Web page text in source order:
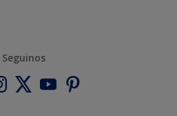
Seguinos